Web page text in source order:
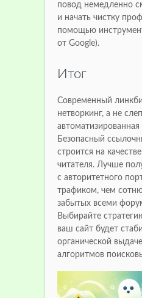
повод немедленно
и начать чистку
помощью
от Google).
Итог
Современный
нетворкинг, а не
автоматизированная
Безопасный
строится на
читателя. Лучше
с авторитетного
трафиком, чем
забытых всеми
Выбирайте
ваш сайт будет
органической
алгоритмов